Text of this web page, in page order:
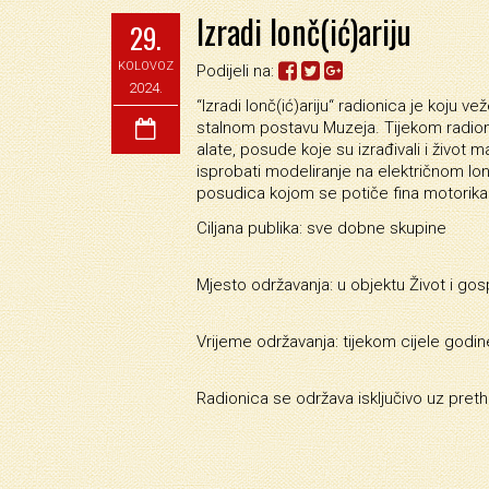
29.
KOLOVOZ
2024.
Izradi lonč(ić)ariju
Podijeli na:
“Izradi lonč(ić)ariju“ radionica je koju
stalnom postavu Muzeja. Tijekom
alate, posude koje su izrađivali i život
isprobati modeliranje na električnom
posudica kojom se potiče fina
Ciljana publika: sve dobne skupine
Mjesto održavanja: u objektu Život i
Vrijeme održavanja: tijekom cijele
Radionica se održava isključivo uz